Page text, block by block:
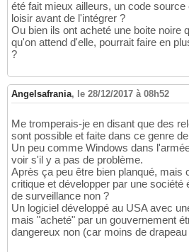
été fait mieux ailleurs, un code
loisir avant de l'intégrer ?
Ou bien ils ont acheté une boite noire
qu'on attend d'elle, pourrait faire en
?
Angelsafrania, le 28/12/2017 à 08h52
Me tromperais-je en disant que des
sont possible et faite dans ce genre
Un peu comme Windows dans
voir s'il y a pas de problème.
Après ça peu être bien planqué, mais
critique et développer par une société
de surveillance non ?
Un logiciel développé au USA avec
mais "acheté" par un gouvernement
dangereux non (car moins de